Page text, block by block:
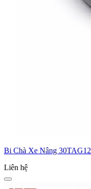
Bi Chà Xe Nâng 30TAG12
Liên hệ